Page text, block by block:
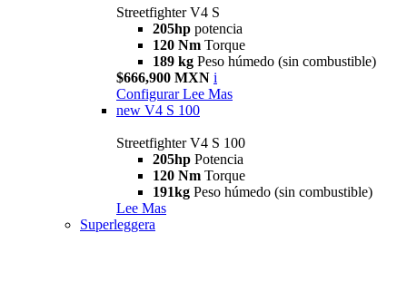
Streetfighter V4 S
205hp potencia
120 Nm Torque
189 kg Peso húmedo (sin combustible)
$666,900 MXN i
Configurar Lee Mas
new V4 S 100
Streetfighter V4 S 100
205hp Potencia
120 Nm Torque
191kg Peso húmedo (sin combustible)
Lee Mas
Superleggera